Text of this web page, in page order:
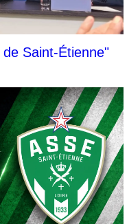
Saint-Étienne"